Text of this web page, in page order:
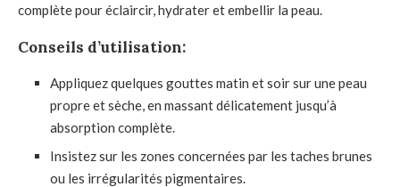
complète pour éclaircir, hydrater et embellir la peau.
Conseils d’utilisation:
Appliquez quelques gouttes matin et soir sur une peau
propre et sèche, en massant délicatement jusqu’à
absorption complète.
Insistez sur les zones concernées par les taches brunes
ou les irrégularités pigmentaires.